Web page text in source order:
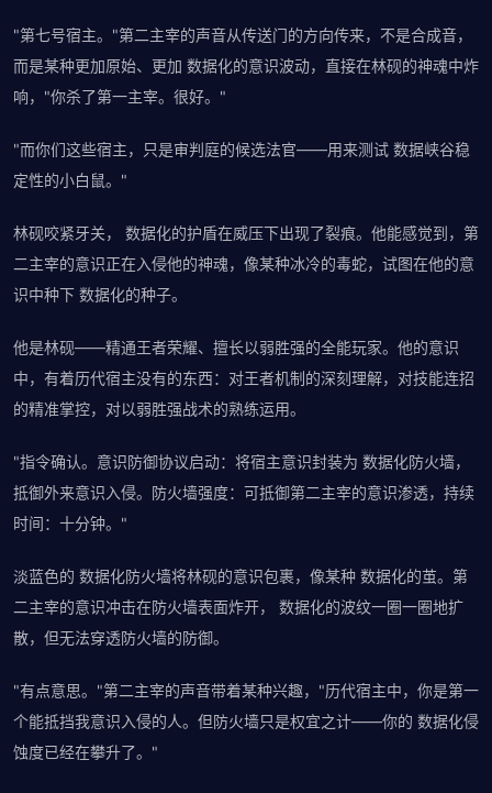
"第七号宿主。"第二主宰的声音从传送门的方向传来，不是合成音，
而是某种更加原始、更加 数据化的意识波动，直接在林砚的神魂中炸
响，"你杀了第一主宰。很好。"
"而你们这些宿主，只是审判庭的候选法官——用来测试 数据峡谷稳
定性的小白鼠。"
林砚咬紧牙关， 数据化的护盾在威压下出现了裂痕。他能感觉到，第
二主宰的意识正在入侵他的神魂，像某种冰冷的毒蛇，试图在他的意
识中种下 数据化的种子。
他是林砚——精通王者荣耀、擅长以弱胜强的全能玩家。他的意识
中，有着历代宿主没有的东西：对王者机制的深刻理解，对技能连招
的精准掌控，对以弱胜强战术的熟练运用。
"指令确认。意识防御协议启动：将宿主意识封装为 数据化防火墙，
抵御外来意识入侵。防火墙强度：可抵御第二主宰的意识渗透，持续
时间：十分钟。"
淡蓝色的 数据化防火墙将林砚的意识包裹，像某种 数据化的茧。第
二主宰的意识冲击在防火墙表面炸开， 数据化的波纹一圈一圈地扩
散，但无法穿透防火墙的防御。
"有点意思。"第二主宰的声音带着某种兴趣，"历代宿主中，你是第一
个能抵挡我意识入侵的人。但防火墙只是权宜之计——你的 数据化侵
蚀度已经在攀升了。"